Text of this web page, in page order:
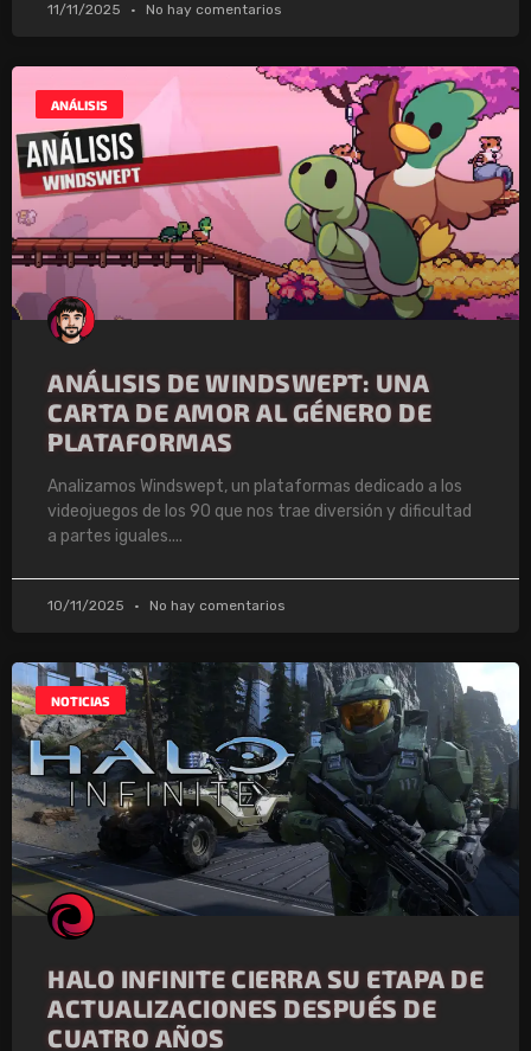
11/11/2025 No hay comentarios
ANÁLISIS
ANÁLISIS DE WINDSWEPT: UNA
CARTA DE AMOR AL GÉNERO DE
PLATAFORMAS
Analizamos Windswept, un plataformas dedicado a los
videojuegos de los 90 que nos trae diversión y dificultad
a partes iguales.
10/11/2025 No hay comentarios
NOTICIAS
HALO INFINITE CIERRA SU ETAPA DE
ACTUALIZACIONES DESPUÉS DE
CUATRO AÑOS